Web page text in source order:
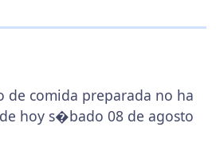
de comida preparada no ha
hoy s�bado 08 de agosto